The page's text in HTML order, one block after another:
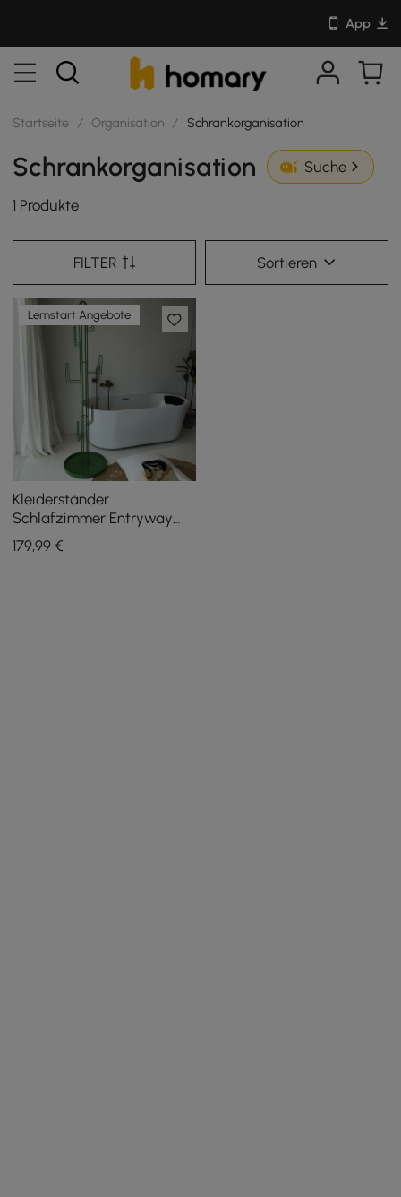
App
Startseite / Organisation / Schrankorganisation
Schrankorganisation Suche
1 Produkte
FILTER Sortieren
Lernstart Angebote
Kleiderständer
Schlafzimmer Entryway
Garderobe Freistehender
Kaktus Hall Tree in Grün
179,99 €